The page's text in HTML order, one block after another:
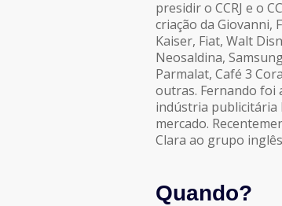
presidir o CCRJ e o
criação da Giovanni,
Kaiser, Fiat, Walt
Neosaldina,
Parmalat, Café 3
outras. Fernando foi
indústria publicitária
mercado.
Clara ao grupo
Quando?